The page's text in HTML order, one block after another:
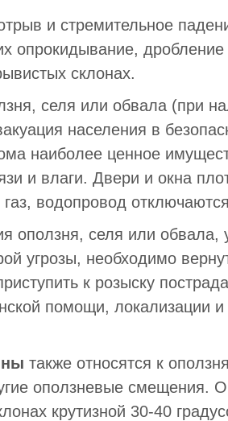
и стремительное
опрокидывание,
склонах.
селя или обвала (при
населения в
наиболее ценное
и влаги. Двери и окна
газ, водопровод
оползня, селя или обвала,
угрозы, необходимо
к розыску
помощи, локализации и
также относятся к
оползневые смещения.
крутизной 30-40